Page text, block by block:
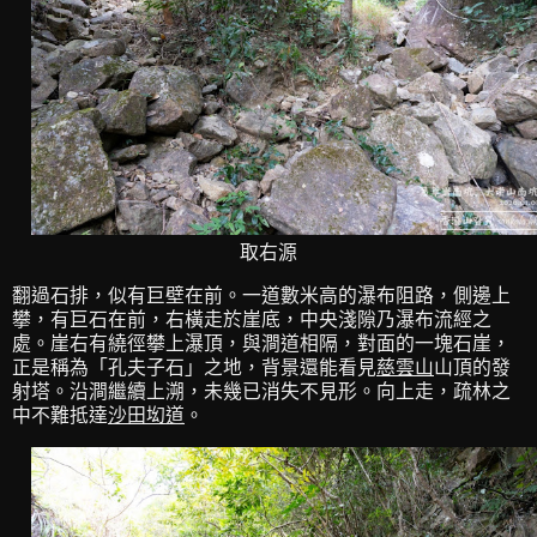
取右源
翻過石排，似有巨壁在前。一道數米高的瀑布阻路，側邊上
攀，有巨石在前，右橫走於崖底，中央淺隙乃瀑布流經之
處。崖右有繞徑攀上瀑頂，與澗道相隔，對面的一塊石崖，
正是稱為「孔夫子石」之地，背景還能看見慈雲山山頂的發
射塔。沿澗繼續上溯，未幾已消失不見形。向上走，疏林之
中不難抵達沙田㘭道 。